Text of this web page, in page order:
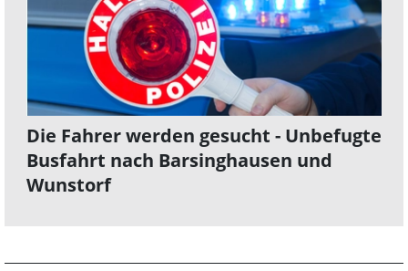
Die Fahrer werden gesucht - Unbefugte
Busfahrt nach Barsinghausen und
Wunstorf